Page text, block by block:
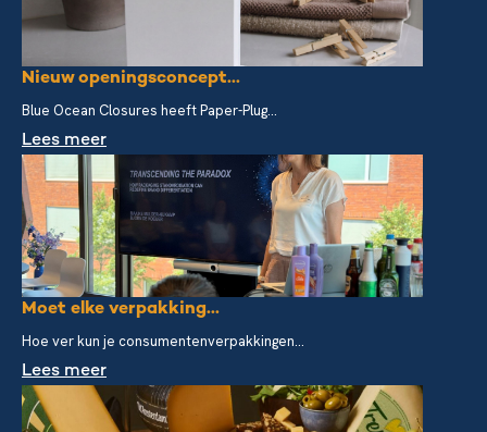
Nieuw openingsconcept...
Blue Ocean Closures heeft Paper-Plug...
Lees meer
Moet elke verpakking...
Hoe ver kun je consumentenverpakkingen...
Lees meer